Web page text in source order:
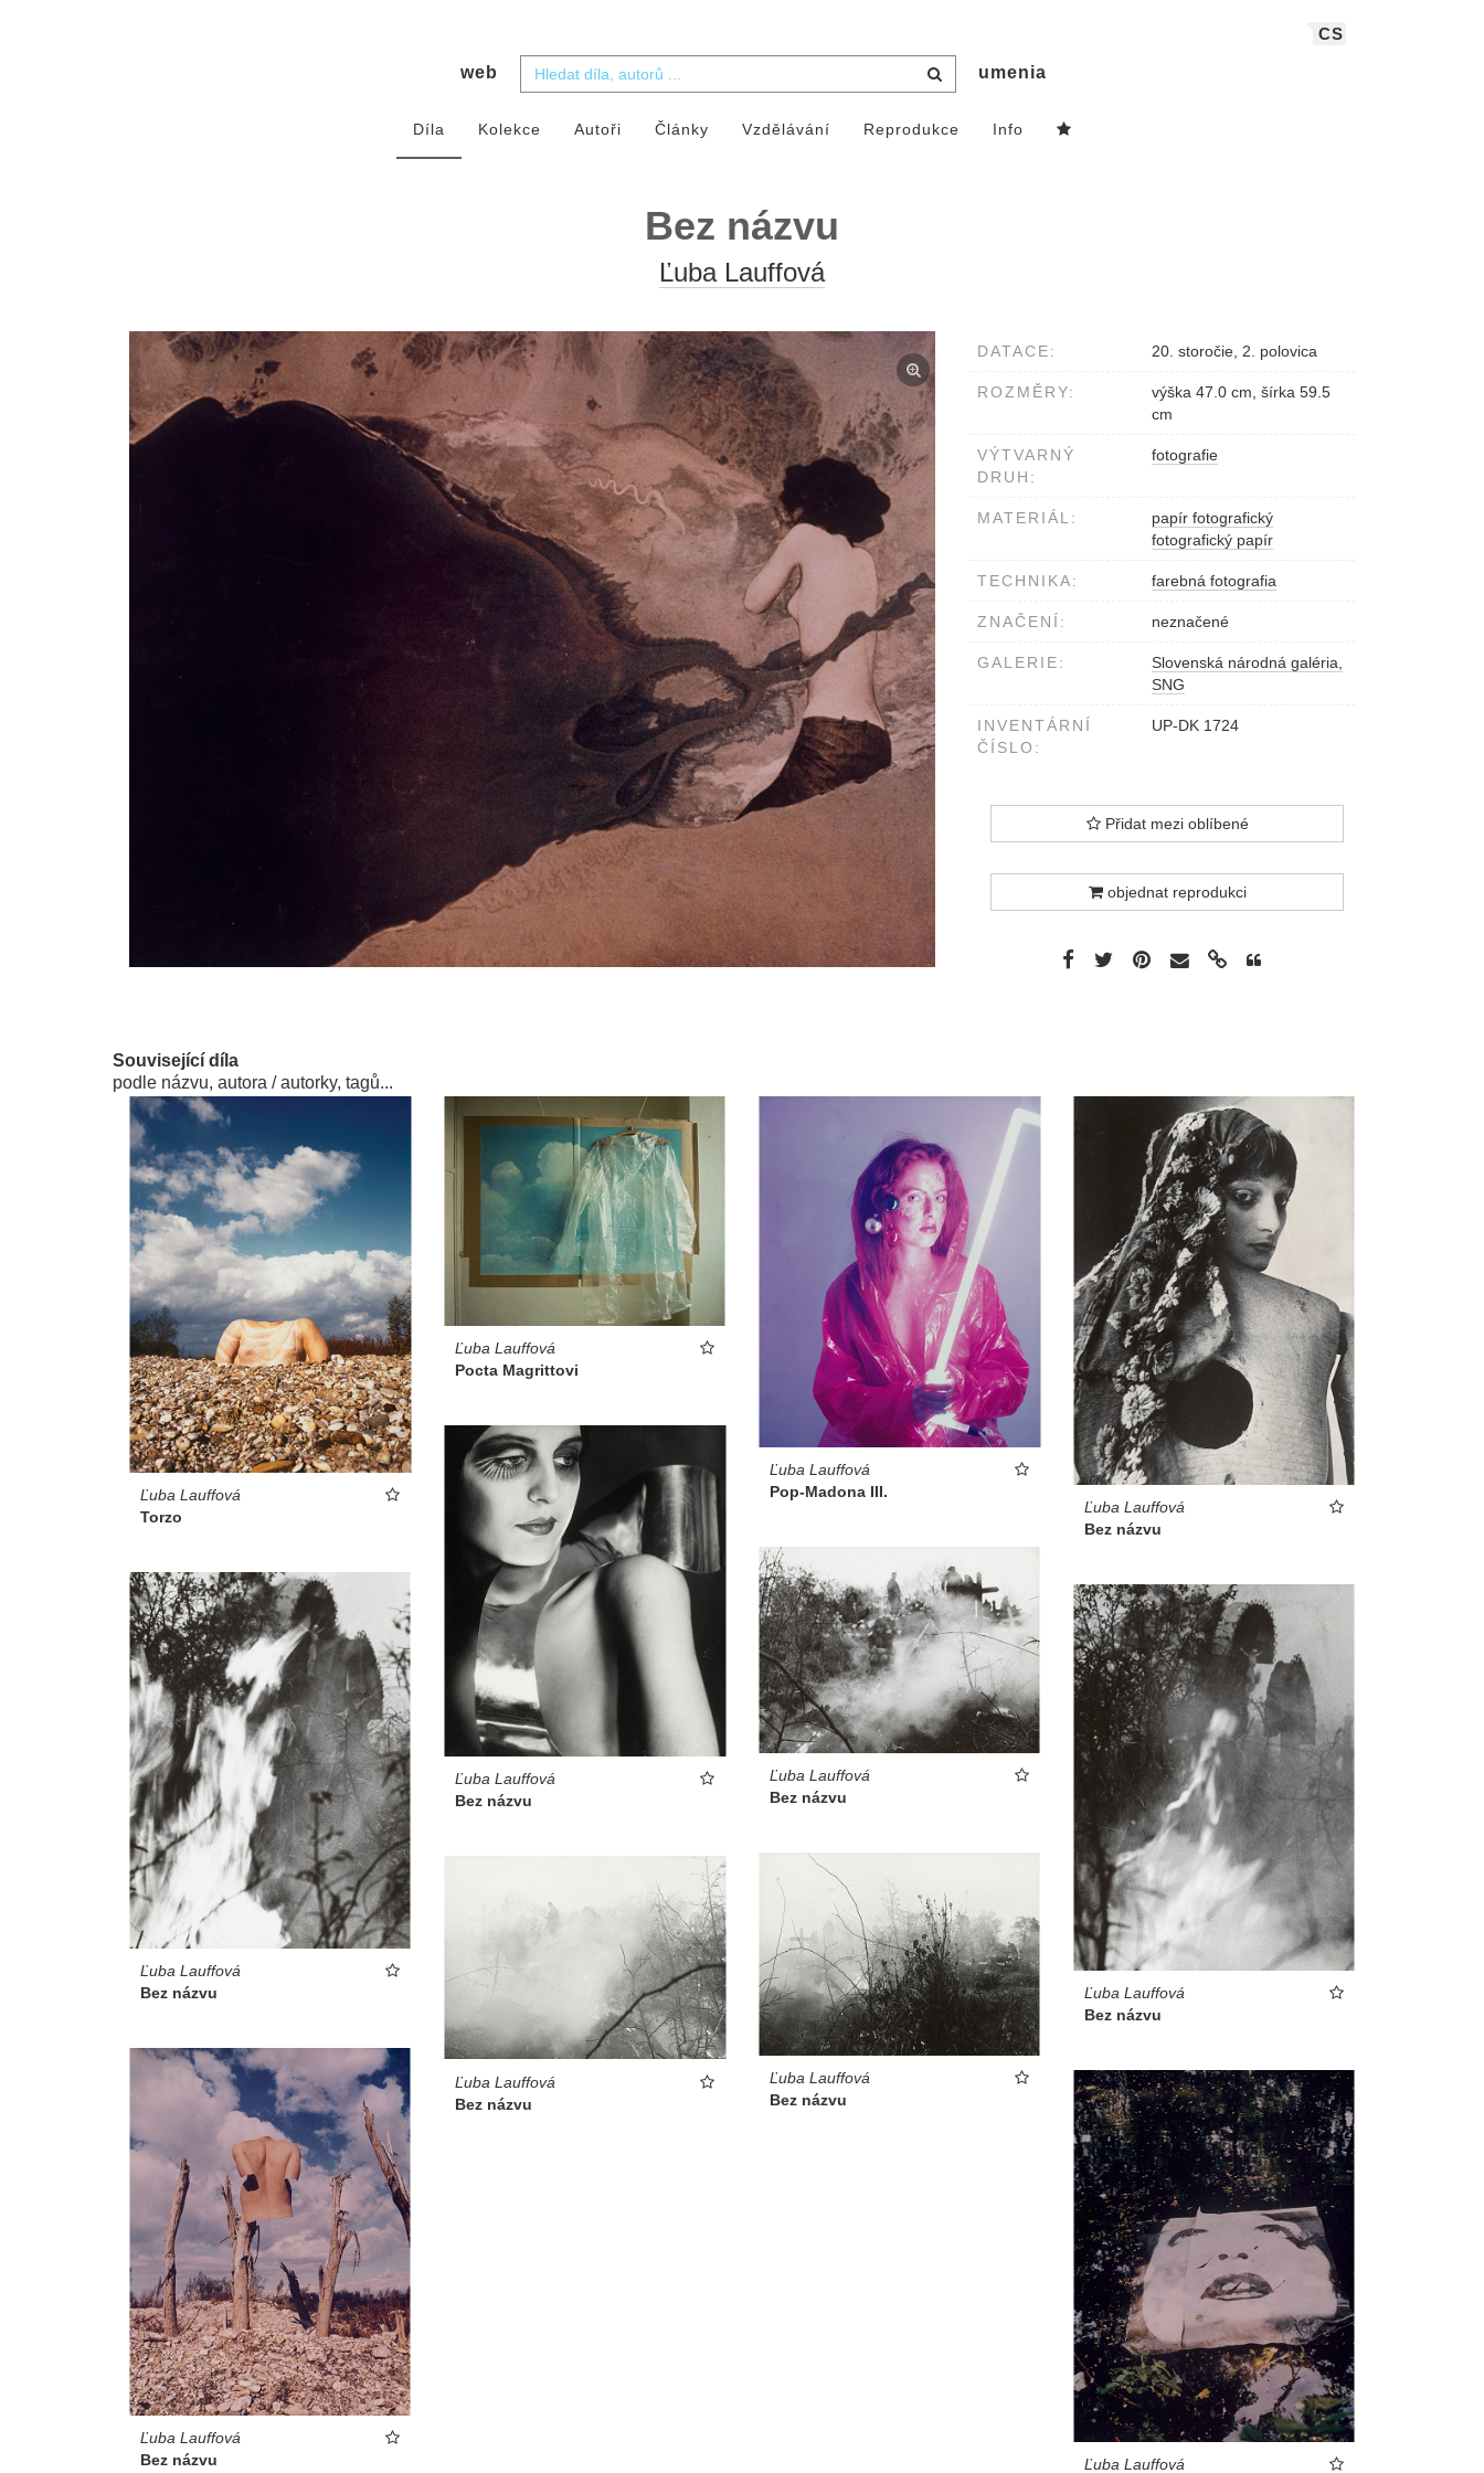
CS
web umenia
Díla Kolekce Autoři Články Vzdělávání Reprodukce Info
Bez názvu
Ľuba Lauffová
DATACE: 20. storočie, 2. polovica
ROZMĚRY:
výška 47.0 cm, šírka 59.5
cm
VÝTVARNÝ
DRUH:
fotografie
MATERIÁL:
papír fotografický
fotografický papír
TECHNIKA: farebná fotografia
ZNAČENÍ: neznačené
GALERIE:
Slovenská národná galéria,
SNG
INVENTÁRNÍ
ČÍSLO:
UP-DK 1724
Přidat mezi oblíbené
objednat reprodukci
Související díla
podle názvu, autora / autorky, tagů...
Ľuba Lauffová
Torzo
Ľuba Lauffová
Pocta Magrittovi
Ľuba Lauffová
Pop-Madona III.
Ľuba Lauffová
Bez názvu
Ľuba Lauffová
Bez názvu
Ľuba Lauffová
Bez názvu
Ľuba Lauffová
Bez názvu
Ľuba Lauffová
Bez názvu
Ľuba Lauffová
Bez názvu
Ľuba Lauffová
Bez názvu
Ľuba Lauffová
Bez názvu
Ľuba Lauffová